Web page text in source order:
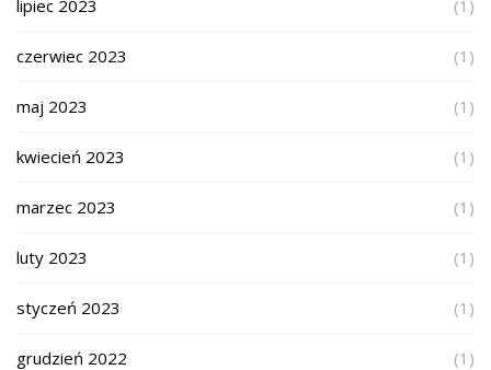
lipiec 2023 (1)
czerwiec 2023 (1)
maj 2023 (1)
kwiecień 2023 (1)
marzec 2023 (1)
luty 2023 (1)
styczeń 2023 (1)
grudzień 2022 (1)